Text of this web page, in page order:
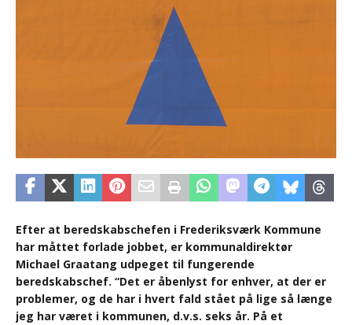
Efter at beredskabschefen i Frederiksværk Kommune
har måttet forlade jobbet, er kommunaldirektør
Michael Graatang udpeget til fungerende
beredskabschef. “Det er åbenlyst for enhver, at der er
problemer, og de har i hvert fald stået på lige så længe
jeg har været i kommunen, d.v.s. seks år. På et